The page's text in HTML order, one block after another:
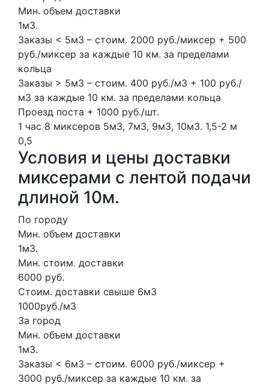
Мин. объем доставки
1м3.
Заказы < 5м3 – стоим. 2000 руб./миксер + 500
руб./миксер за каждые 10 км. за пределами
кольца
Заказы > 5м3 – стоим. 400 руб./м3 + 100 руб./
м3 за каждые 10 км. за пределами кольца
Проезд поста + 1000 руб./шт.
1 час 8 миксеров 5м3, 7м3, 9м3, 10м3. 1,5-2 м
0,5
Условия и цены доставки
миксерами с лентой подачи
длиной 10м.
По городу
Мин. объем доставки
1м3.
Мин. стоим. доставки
6000 руб.
Стоим. доставки свыше 6м3
1000руб./м3
За город
Мин. объем доставки
1м3.
Заказы < 6м3 – стоим. 6000 руб./миксер +
3000 руб./миксер за каждые 10 км. за